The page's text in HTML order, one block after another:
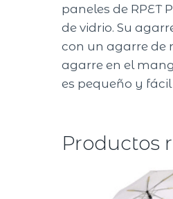
paneles de RPET
de vidrio. Su
con un agarre de
agarre en el
es pequeño y fácil
Productos